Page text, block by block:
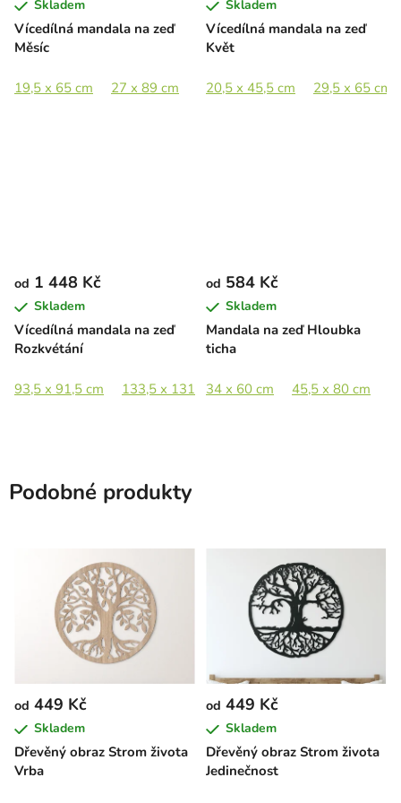
Vícedílná mandala na zeď
Měsíc
Skladem
19,5 x 65 cm 27 x 89 cm 40,5 x 133 cm 61 x 201 cm
Vícedílná mandala na zeď
Květ
Skladem
20,5 x 45,5 cm 29,5 x 65 cm
Vícedílná mandala na zeď
Rozkvétání
od 1 448 Kč
Skladem
93,5 x 91,5 cm 133,5 x 131 cm 179 x 175,5 cm
Mandala na zeď Hloubka
ticha
od 584 Kč
Skladem
34 x 60 cm 45,5 x 80 cm
Podobné produkty
Dřevěný obraz Strom života
Vrba
od 449 Kč
Skladem
Dřevěný obraz Strom života
Jedinečnost
od 449 Kč
Skladem